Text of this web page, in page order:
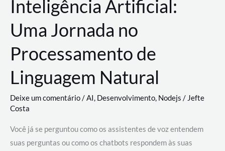
Inteligência Artificial:
Uma Jornada no
Processamento de
Linguagem Natural
Deixe um comentário/AI, Desenvolvimento, Nodejs / Jefte
Costa
Você já se perguntou como os assistentes de voz entendem
suas perguntas ou como os chatbots respondem às suas